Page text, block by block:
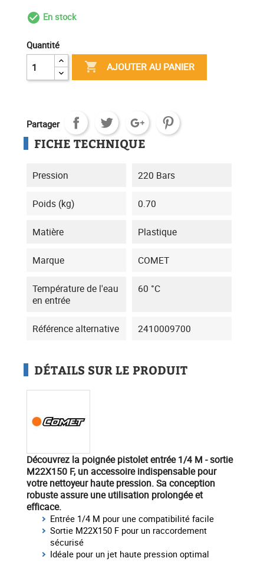
check_circle_outline
En stock
Quantité
 AJOUTER AU PANIER
Partager
FICHE TECHNIQUE
Pression 220 Bars
Poids (kg) 0.70
Matière Plastique
Marque COMET
Température de l'eau
en entrée
60 °C
Référence alternative 2410009700
DÉTAILS SUR LE PRODUIT
Découvrez la poignée pistolet entrée 1/4 M - sortie
M22X150 F, un accessoire indispensable pour
votre nettoyeur haute pression. Sa conception
robuste assure une utilisation prolongée et
efficace.
Entrée 1/4 M pour une compatibilité facile
Sortie M22X150 F pour un raccordement
sécurisé
Idéale pour un jet haute pression optimal